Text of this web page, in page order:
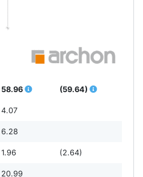
58.96 (59.64)
4.07
6.28
1.96 (2.64)
20.99